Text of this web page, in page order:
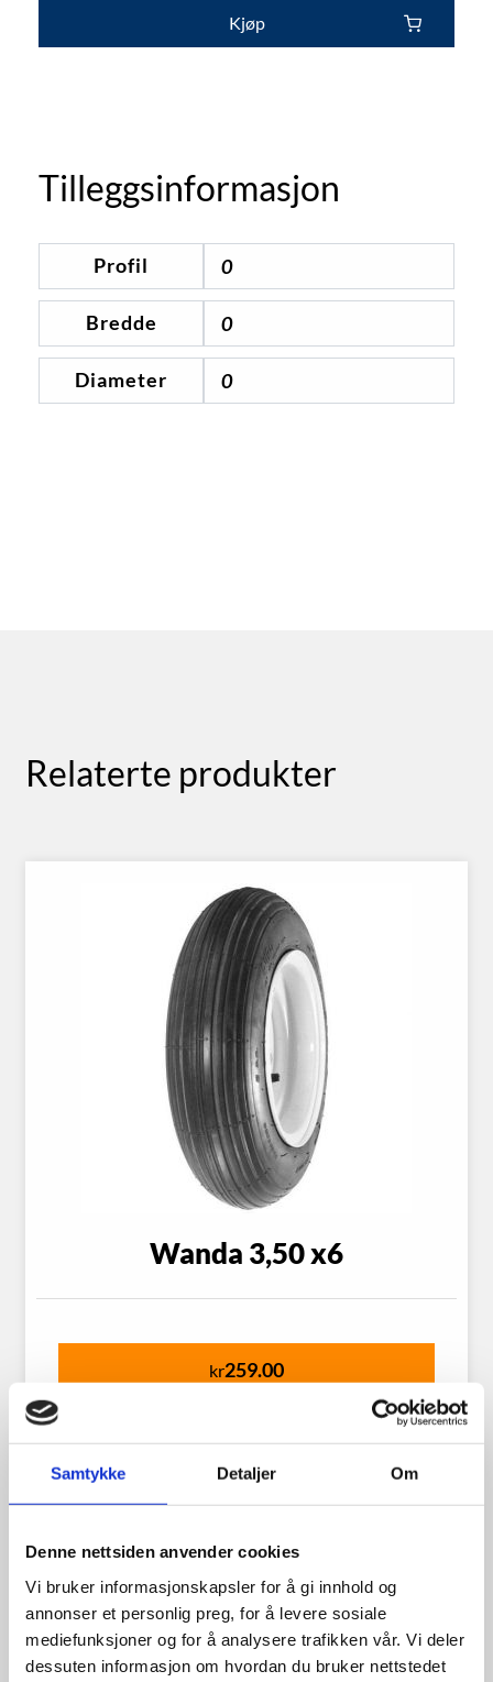
Samtykke Detaljer Om
Denne nettsiden anvender cookies
Vi bruker informasjonskapsler for å gi innhold og
annonser et personlig preg, for å levere sosiale
mediefunksjoner og for å analysere trafikken vår. Vi deler
dessuten informasjon om hvordan du bruker nettstedet
Kjøp
Tilleggsinformasjon
Profil 0
Bredde 0
Diameter 0
Relaterte produkter
Wanda 3,50 x6
kr259.00